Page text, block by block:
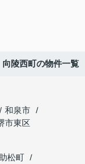
向陵西町の物件一覧
和泉市
市東区
松町